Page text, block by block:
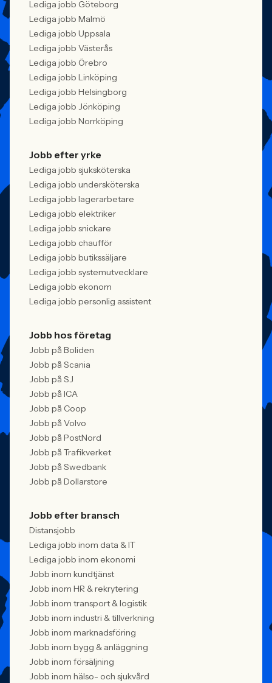
Lediga jobb Göteborg
Lediga jobb Malmö
Lediga jobb Uppsala
Lediga jobb Västerås
Lediga jobb Örebro
Lediga jobb Linköping
Lediga jobb Helsingborg
Lediga jobb Jönköping
Lediga jobb Norrköping
Jobb efter yrke
Lediga jobb sjuksköterska
Lediga jobb undersköterska
Lediga jobb lagerarbetare
Lediga jobb elektriker
Lediga jobb snickare
Lediga jobb chaufför
Lediga jobb butikssäljare
Lediga jobb systemutvecklare
Lediga jobb ekonom
Lediga jobb personlig assistent
Jobb hos företag
Jobb på Boliden
Jobb på Scania
Jobb på SJ
Jobb på ICA
Jobb på Coop
Jobb på Volvo
Jobb på PostNord
Jobb på Trafikverket
Jobb på Swedbank
Jobb på Dollarstore
Jobb efter bransch
Distansjobb
Lediga jobb inom data & IT
Lediga jobb inom ekonomi
Jobb inom kundtjänst
Jobb inom HR & rekrytering
Jobb inom transport & logistik
Jobb inom industri & tillverkning
Jobb inom marknadsföring
Jobb inom bygg & anläggning
Jobb inom försäljning
Jobb inom hälso- och sjukvård